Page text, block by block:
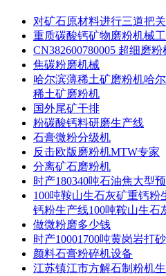
对矿石原材料进行三道把关
重质碳酸钙矿物磨粉机械
CN382600780005 超细磨粉
焦碳粉磨机械
哈尔滨薄稀土矿磨粉机哈
稀土矿磨粉机
国外尾矿干排
粉碳酸钙料研磨生产线
石膏微粉分级机
反击欧版磨粉机MTW专家
分离矿石磨粉机
时产180340吨石油焦大型
100吨鞍山生石灰矿重钙粉
钙粉生产线100吨鞍山生石
做微粉磨多少钱
时产10001700吨黄岗岩打
颜料石膏粉碎机设备
江苏镇江市方解石制粉机